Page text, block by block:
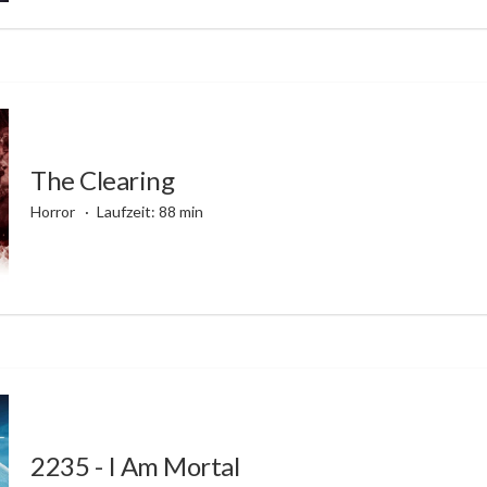
The Clearing
Horror Laufzeit: 88 min
2235 - I Am Mortal